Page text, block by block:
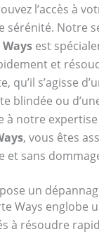
l’accès à
sérénité. Notre
est
et
qu’il s’agisse
blindée ou
à notre
, vous êtes
et sans
un
Ways englobe
à résoudre